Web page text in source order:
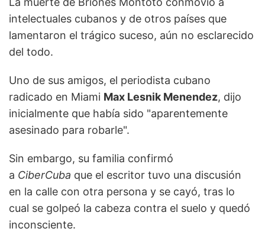
intelectuales cubanos y de otros países que
lamentaron el trágico suceso, aún no esclarecido
del todo.
Uno de sus amigos, el periodista cubano
radicado en Miami Max Lesnik Menendez, dijo
inicialmente que había sido "aparentemente
asesinado para robarle".
Sin embargo, su familia confirmó
a CiberCuba que el escritor tuvo una discusión
en la calle con otra persona y se cayó, tras lo
cual se golpeó la cabeza contra el suelo y quedó
inconsciente.